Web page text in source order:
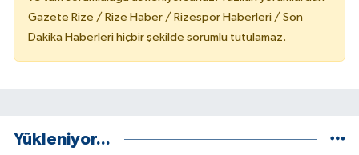
Gazete Rize / Rize Haber / Rizespor Haberleri / Son
Dakika Haberleri hiçbir şekilde sorumlu tutulamaz.
Yükleniyor...